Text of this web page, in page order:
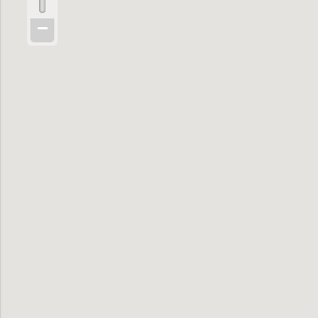
−